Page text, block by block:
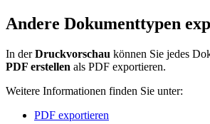
Andere Dokumenttypen
In derDruckvorschau können Sie jedes
PDF erstellen als PDF exportieren.
Weitere Informationen finden Sie unter:
PDF exportieren